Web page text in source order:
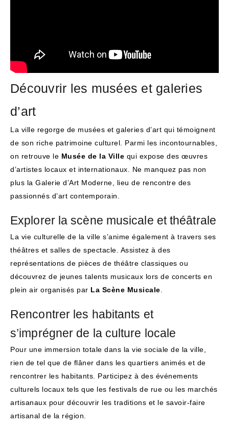
Découvrir les musées et galeries
d’art
La ville regorge de musées et galeries d’art qui témoignent
de son riche patrimoine culturel. Parmi les incontournables,
on retrouve le Musée de la Ville qui expose des œuvres
d’artistes locaux et internationaux. Ne manquez pas non
plus la Galerie d’Art Moderne, lieu de rencontre des
passionnés d’art contemporain.
Explorer la scène musicale et théâtrale
La vie culturelle de la ville s’anime également à travers ses
théâtres et salles de spectacle. Assistez à des
représentations de pièces de théâtre classiques ou
découvrez de jeunes talents musicaux lors de concerts en
plein air organisés par La Scène Musicale
Rencontrer les habitants et
s’imprégner de la culture locale
Pour une immersion totale dans la vie sociale de la ville,
rien de tel que de flâner dans les quartiers animés et de
rencontrer les habitants. Participez à des événements
culturels locaux tels que les festivals de rue ou les marchés
artisanaux pour découvrir les traditions et le savoir-faire
artisanal de la région.